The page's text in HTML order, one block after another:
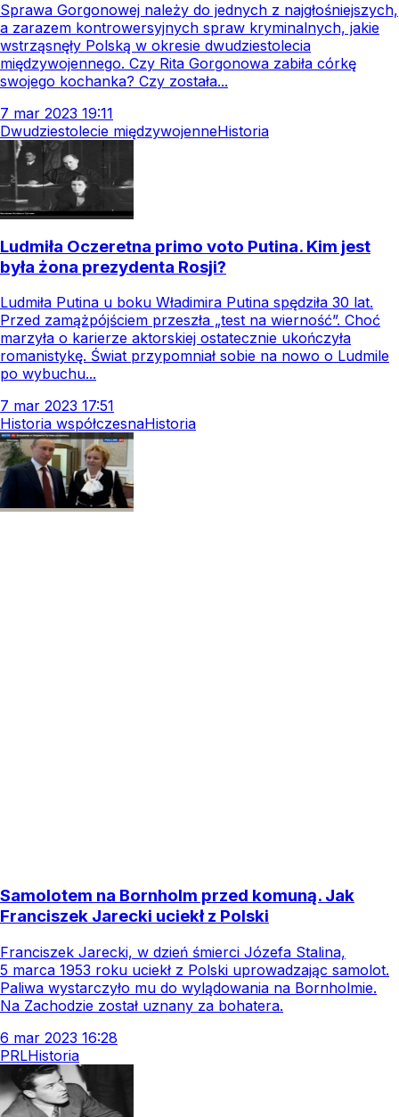
Sprawa Gorgonowej należy do jednych z najgłośniejszych,
a zarazem kontrowersyjnych spraw kryminalnych, jakie
wstrząsnęły Polską w okresie dwudziestolecia
międzywojennego. Czy Rita Gorgonowa zabiła córkę
swojego kochanka? Czy została...
7 mar 2023 19:11
Dwudziestolecie międzywojenneHistoria
Ludmiła Oczeretna primo voto Putina. Kim jest
była żona prezydenta Rosji?
Ludmiła Putina u boku Władimira Putina spędziła 30 lat.
Przed zamążpójściem przeszła „test na wierność”. Choć
marzyła o karierze aktorskiej ostatecznie ukończyła
romanistykę. Świat przypomniał sobie na nowo o Ludmile
po wybuchu...
7 mar 2023 17:51
Historia współczesnaHistoria
Samolotem na Bornholm przed komuną. Jak
Franciszek Jarecki uciekł z Polski
Franciszek Jarecki, w dzień śmierci Józefa Stalina,
5 marca 1953 roku uciekł z Polski uprowadzając samolot.
Paliwa wystarczyło mu do wylądowania na Bornholmie.
Na Zachodzie został uznany za bohatera.
6 mar 2023 16:28
PRLHistoria